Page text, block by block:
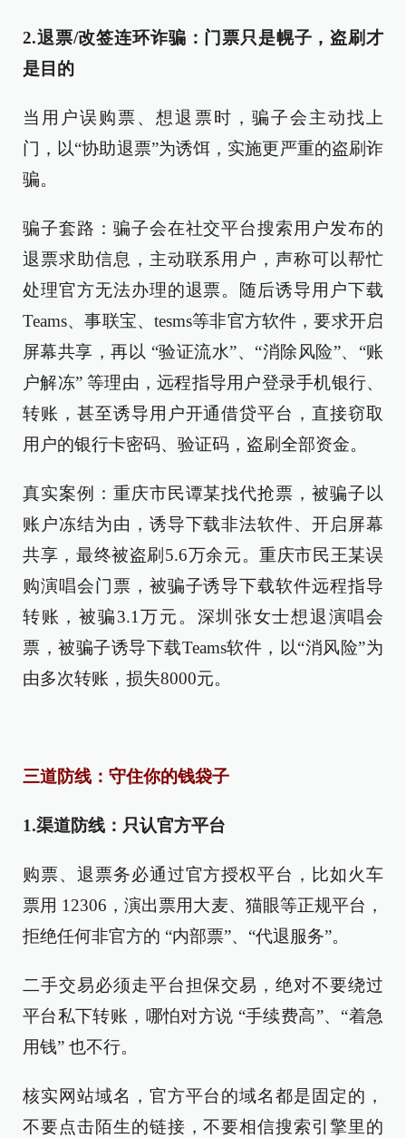
2.退票/改签连环诈骗：门票只是幌子，盗刷才
是目的
当用户误购票、想退票时，骗子会主动找上
门，以“协助退票”为诱饵，实施更严重的盗刷诈
骗。
骗子套路：骗子会在社交平台搜索用户发布的
退票求助信息，主动联系用户，声称可以帮忙
处理官方无法办理的退票。随后诱导用户下载
Teams、事联宝、tesms等非官方软件，要求开启
屏幕共享，再以 “验证流水”、“消除风险”、“账
户解冻” 等理由，远程指导用户登录手机银行、
转账，甚至诱导用户开通借贷平台，直接窃取
用户的银行卡密码、验证码，盗刷全部资金。
真实案例：重庆市民谭某找代抢票，被骗子以
账户冻结为由，诱导下载非法软件、开启屏幕
共享，最终被盗刷5.6万余元。重庆市民王某误
购演唱会门票，被骗子诱导下载软件远程指导
转账，被骗3.1万元。深圳张女士想退演唱会
票，被骗子诱导下载Teams软件，以“消风险”为
由多次转账，损失8000元。
三道防线：守住你的钱袋子
1.渠道防线：只认官方平台
购票、退票务必通过官方授权平台，比如火车
票用 12306，演出票用大麦、猫眼等正规平台，
拒绝任何非官方的 “内部票”、“代退服务”。
二手交易必须走平台担保交易，绝对不要绕过
平台私下转账，哪怕对方说 “手续费高”、“着急
用钱” 也不行。
核实网站域名，官方平台的域名都是固定的，
不要点击陌生的链接，不要相信搜索引擎里的